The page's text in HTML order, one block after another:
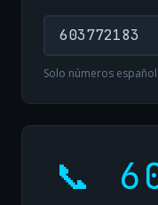
Solo números
📞